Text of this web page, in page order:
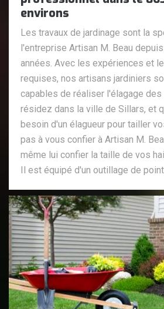
environs
Les travaux de jardinage sont la
l'entreprise Artisan M. Beau
années. Avec les expériences et
requises, nos artisans jardiniers
capables de réaliser l'élagage des
résidez dans la ville de Sillars, et
besoin d'un élagueur pour tailler
pas à vous confier à Artisan M.
même lui confier la taille de vos
Il est équipé d'un outillage de